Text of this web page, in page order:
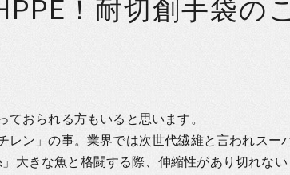
！耐切創手袋の
ておられる方もいると思います。
レン」の事。業界では次世代繊維と言われス
大きな魚と格闘する際、伸縮性があり切れな